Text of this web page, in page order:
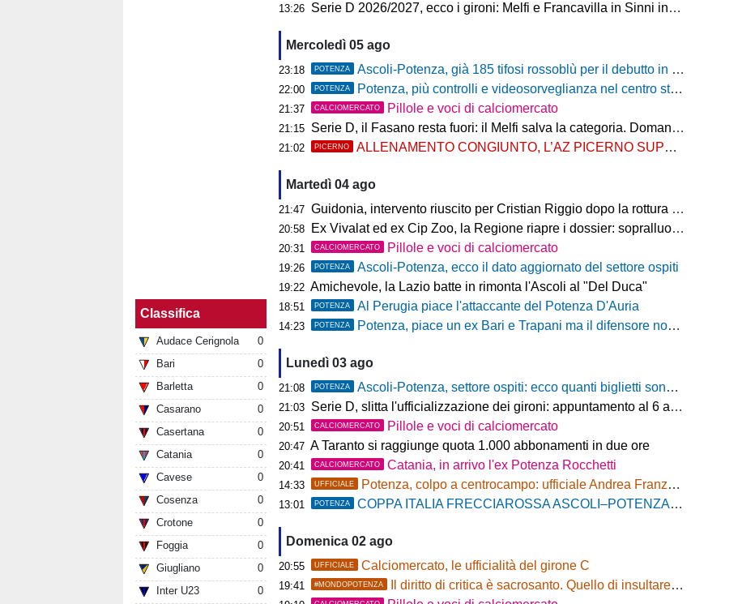
Classifica
Audace Cerignola
0
Bari
0
Barletta
0
Casarano
0
Casertana
0
Catania
0
Cavese
0
Cosenza
0
Crotone
0
Foggia
0
Giugliano
0
Inter U23
0
13:26 Serie D 2026/2027, ecco i gironi: Melfi e Francavilla in Sinni insieme nel Girone H
Mercoledì 05 ago
23:18 POTENZA Ascoli-Potenza, già 185 tifosi rossoblù per il debutto in Coppa Italia Frecciarossa
22:00 POTENZA Potenza, più controlli e videosorveglianza nel centro storico: il Comitato per la sicurezza rafforza le misure
21:37 CALCIOMERCATO Pillole e voci di calciomercato
21:15 Serie D, il Fasano resta fuori: il Melfi salva la categoria. Domani l'attesa per i gironi
21:02 PICERNO ALLENAMENTO CONGIUNTO, L’AZ PICERNO SUPERA L’AS MELFI
Martedì 04 ago
21:47 Guidonia, intervento riuscito per Cristian Riggio dopo la rottura del crociato
20:58 Ex Vivalat ed ex Cip Zoo, la Regione riapre i dossier: sopralluogo di Bardi
20:31 CALCIOMERCATO Pillole e voci di calciomercato
19:26 POTENZA Ascoli-Potenza, ecco il dato aggiornato del settore ospiti
19:22 Amichevole, la Lazio batte in rimonta l'Ascoli al "Del Duca"
18:51 POTENZA Al Perugia piace l'attaccante del Potenza D'Auria
14:23 POTENZA Potenza, piace un ex Bari e Trapani ma il difensore non vestirà rossoblù
Lunedì 03 ago
21:08 POTENZA Ascoli-Potenza, settore ospiti: ecco quanti biglietti sono stati venduti finora
21:03 Serie D, slitta l'ufficializzazione dei gironi: appuntamento al 6 agosto
20:51 CALCIOMERCATO Pillole e voci di calciomercato
20:47 A Taranto si raggiunge quota 1.000 abbonamenti in due ore
20:41 CALCIOMERCATO Catania, in arrivo l'ex Potenza Rocchetti
14:33 UFFICIALE Potenza, colpo a centrocampo: ufficiale Andrea Franzolini, firma fino al 2028
13:01 POTENZA COPPA ITALIA FRECCIAROSSA ASCOLI–POTENZA: BIGLIETTI SETTORE OSPITI IN VENDITA
Domenica 02 ago
20:55 UFFICIALE Calciomercato, le ufficialità del girone C
19:41 #MONDOPOTENZA Il diritto di critica è sacrosanto. Quello di insultare, no!